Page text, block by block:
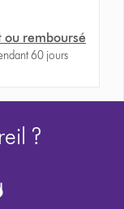
ou remboursé
60 jours
?